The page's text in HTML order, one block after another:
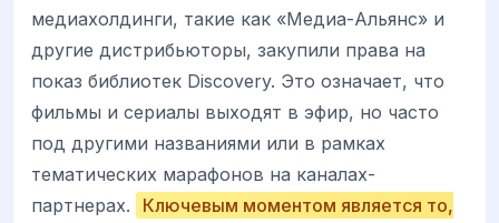
медиахолдинги, такие как «Медиа-Альянс» и
другие дистрибьюторы, закупили права на
показ библиотек Discovery. Это означает, что
фильмы и сериалы выходят в эфир, но часто
под другими названиями или в рамках
тематических марафонов на каналах-
партнерах.
Ключевым моментом является то,